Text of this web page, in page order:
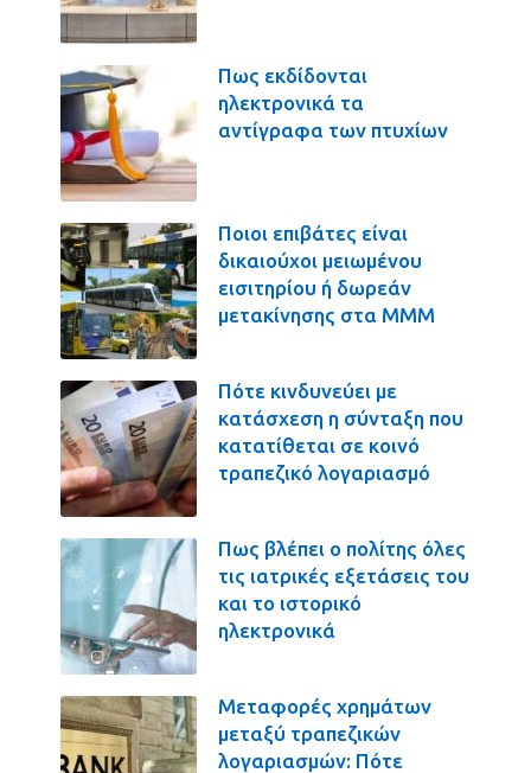
Πως εκδίδονται
ηλεκτρονικά τα
αντίγραφα των πτυχίων
Ποιοι επιβάτες είναι
δικαιούχοι μειωμένου
εισιτηρίου ή δωρεάν
μετακίνησης στα ΜΜΜ
Πότε κινδυνεύει με
κατάσχεση η σύνταξη που
κατατίθεται σε κοινό
τραπεζικό λογαριασμό
Πως βλέπει ο πολίτης όλες
τις ιατρικές εξετάσεις του
και το ιστορικό
ηλεκτρονικά
Μεταφορές χρημάτων
μεταξύ τραπεζικών
λογαριασμών: Πότε